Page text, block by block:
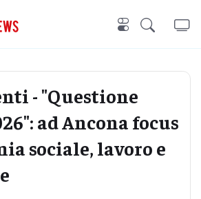
- "Questione
ad Ancona focus
sociale, lavoro e